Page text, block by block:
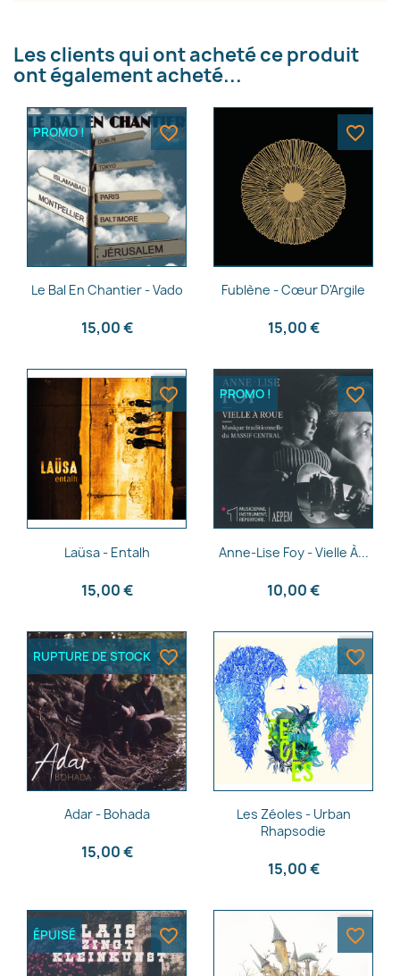
Les clients qui ont acheté ce produit
ont également acheté...
 Aperçu rapide
Le Bal En Chantier - Vado
15,00 €
PROMO ! favorite_border
Aperçu rapide
Fublène - Cœur D'Argile
15,00 €
favorite_border
 Aperçu rapide
Laüsa - Entalh
15,00 €
favorite_border
Aperçu rapide
Anne-Lise Foy - Vielle À...
10,00 €
PROMO ! favorite_border
Aperçu rapide
Adar - Bohada
15,00 €
RUPTURE DE STOCK favorite_border
Aperçu rapide
Les Zéoles - Urban
Rhapsodie
15,00 €
favorite_border
ÉPUISÉ favorite_border favorite_border
Créer une liste d'envies ×
Nom de la liste d'envies
Annuler Créer une liste d'envies